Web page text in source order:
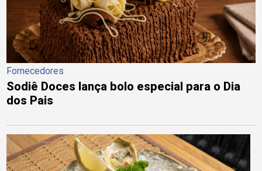
Fornecedores
Sodiê Doces lança bolo especial para o Dia
dos Pais